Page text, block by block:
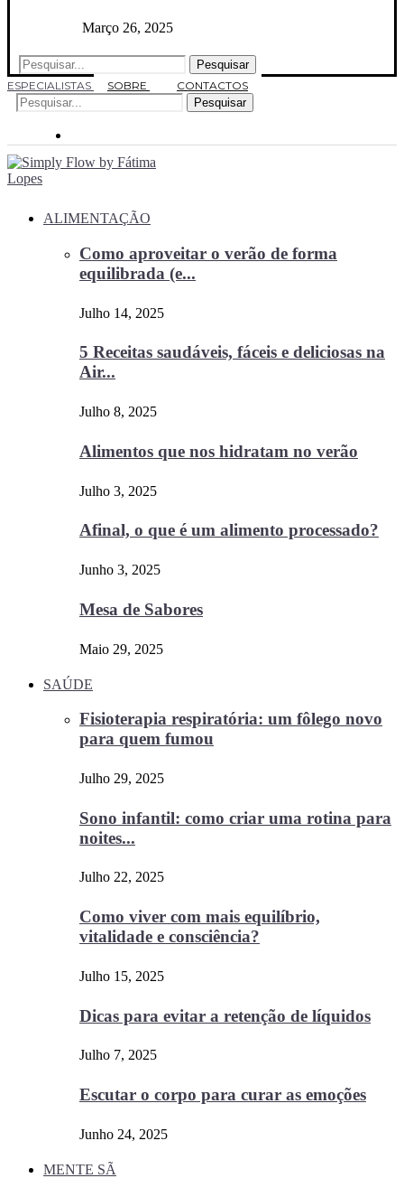
Março 26, 2025
Pesquisar
ESPECIALISTAS
SOBRE
CONTACTOS
Pesquisar
ALIMENTAÇÃO
Como aproveitar o verão de forma
equilibrada (e...
Julho 14, 2025
5 Receitas saudáveis, fáceis e deliciosas na
Air...
Julho 8, 2025
Alimentos que nos hidratam no verão
Julho 3, 2025
Afinal, o que é um alimento processado?
Junho 3, 2025
Mesa de Sabores
Maio 29, 2025
SAÚDE
Fisioterapia respiratória: um fôlego novo
para quem fumou
Julho 29, 2025
Sono infantil: como criar uma rotina para
noites...
Julho 22, 2025
Como viver com mais equilíbrio,
vitalidade e consciência?
Julho 15, 2025
Dicas para evitar a retenção de líquidos
Julho 7, 2025
Escutar o corpo para curar as emoções
Junho 24, 2025
MENTE SÃ